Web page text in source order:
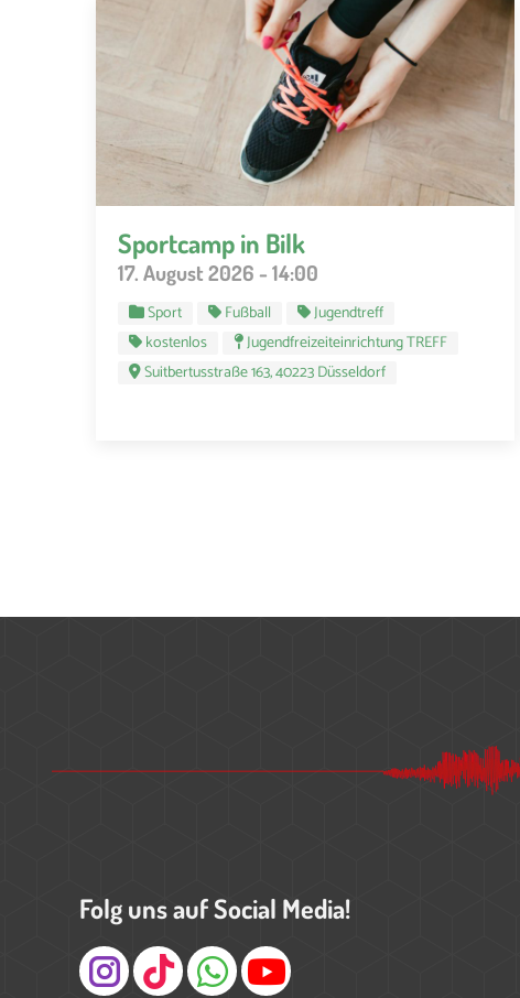
Sportcamp in Bilk
17. August 2026 - 14:00
Sport Fußball
Jugendtreff
kostenlos
Jugendfreizeiteinrichtung TREFF
Suitbertusstraße 163, 40223 Düsseldorf
Folg uns auf Social Media!
Instagram